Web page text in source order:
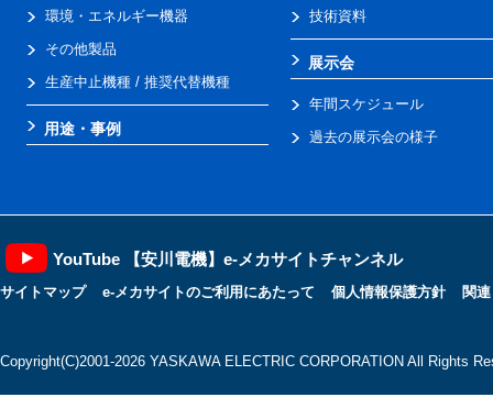
環境・エネルギー機器
その他製品
生産中止機種 / 推奨代替機種
用途・事例
技術資料
展示会
年間スケジュール
過去の展示会の様子
YouTube 【安川電機】e-メカサイトチャンネル
サイトマップ e-メカサイトのご利用にあたって 個人情報保護方針 関
Copyright(C)2001‐2026 YASKAWA ELECTRIC CORPORATION All Rights